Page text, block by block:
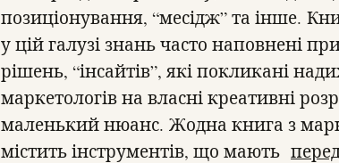
позиціонування, “месідж” та інше.
у цій галузі знань часто наповнені
рішень, “інсайтів”, які покликані
маркетологів на власні креативні
маленький нюанс. Жодна книга з
містить інструментів, що мають